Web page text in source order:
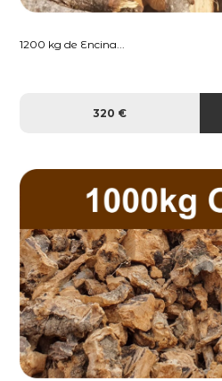
1200 kg de Encina...
320 €